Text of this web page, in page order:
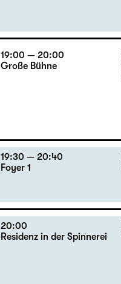
19:00 — 20:00
Große Bühne
19:30 — 20:40
Foyer 1
20:00
Residenz in der Spinnerei